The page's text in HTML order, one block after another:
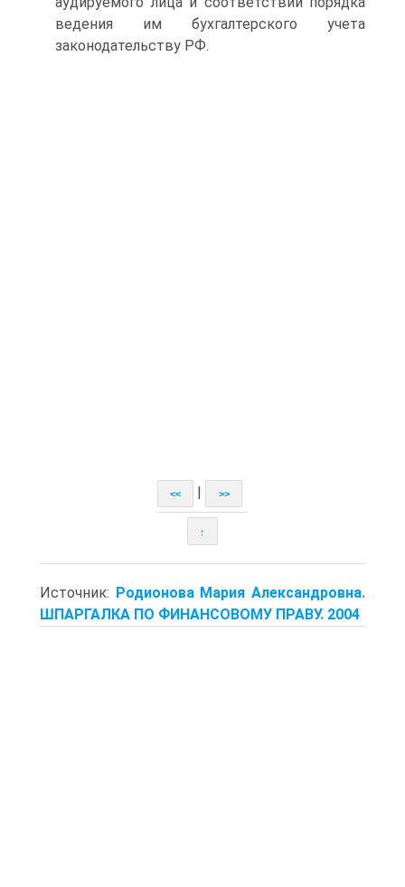
ведения им бухгалтерского учета
законодательству РФ.
<< >>
↑
Источник: Родионова Мария Александровна.
ШПАРГАЛКА ПО ФИНАНСОВОМУ ПРАВУ. 2004